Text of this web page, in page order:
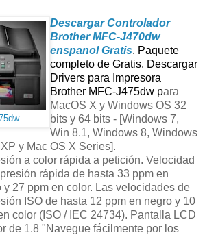
Descargar Controlador
Brother MFC-J470dw
enspanol Gratis. Paquete
completo de Gratis. Descargar
Drivers para Impresora
Brother MFC-J475dw para
MacOS X y Windows OS 32
bits y 64 bits - [Windows 7,
Win 8.1, Windows 8, Windows
y Mac OS X Series].
a color rápida a petición. Velocidad
rápida de hasta 33 ppm en
y 27 ppm en color. Las velocidades de
ISO de hasta 12 ppm en negro y 10
color (ISO / IEC 24734). Pantalla LCD
de 1.8 "Navegue fácilmente por los